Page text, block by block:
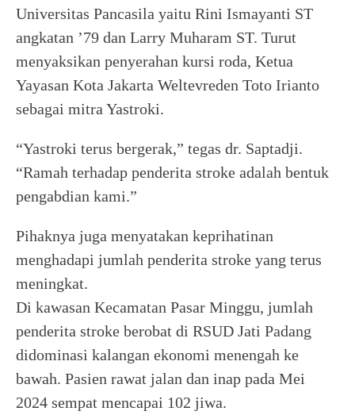
Universitas Pancasila yaitu Rini Ismayanti ST
angkatan ’79 dan Larry Muharam ST. Turut
menyaksikan penyerahan kursi roda, Ketua
Yayasan Kota Jakarta Weltevreden Toto Irianto
sebagai mitra Yastroki.
“Yastroki terus bergerak,” tegas dr. Saptadji.
“Ramah terhadap penderita stroke adalah bentuk
pengabdian kami.”
Pihaknya juga menyatakan keprihatinan
menghadapi jumlah penderita stroke yang terus
meningkat.
Di kawasan Kecamatan Pasar Minggu, jumlah
penderita stroke berobat di RSUD Jati Padang
didominasi kalangan ekonomi menengah ke
bawah. Pasien rawat jalan dan inap pada Mei
2024 sempat mencapai 102 jiwa.